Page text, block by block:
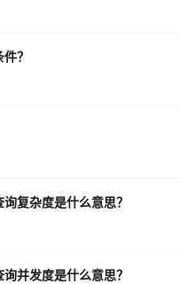
？
复杂度是什么意思？
并发度是什么意思？